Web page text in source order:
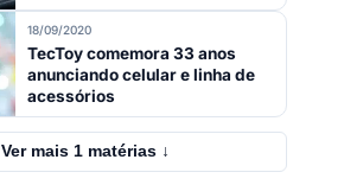
18/09/2020
TecToy comemora 33 anos
anunciando celular e linha de
acessórios
Ver mais 1 matérias ↓